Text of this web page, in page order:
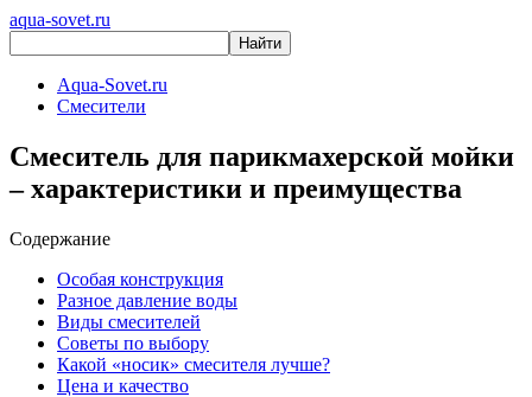
aqua-sovet.ru
Aqua-Sovet.ru
Смесители
Смеситель для парикмахерской мойки
– характеристики и преимущества
Содержание
Особая конструкция
Разное давление воды
Виды смесителей
Советы по выбору
Какой «носик» смесителя лучше?
Цена и качество